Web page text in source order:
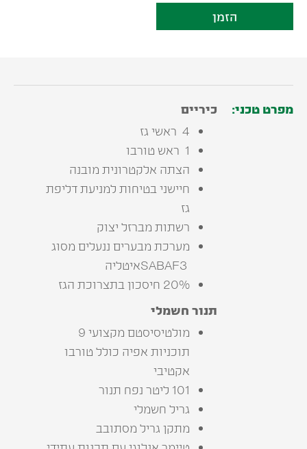
הזמן
מפרט טכני:
כיריים
4 ‭ ‬ראשי‭ ‬גז‭ ‬
1 ‭ ‬ראש‭ ‬טורבו
הצתה‭ ‬אלקטרונית‭ ‬מובנה
‬גז
רשתות‭ ‬מברזל‭ ‬יצוק
‬SABAF3‭ ‬איטליה
20% חיסכון בתצרוכת הגז
תנור‭ ‬חשמלי
מולטיסיסטם מקצועי 9
תוכניות אפיה כולל טורבו
אקטיבי‭
101 ליטר נפח תנור
גריל‭ ‬חשמלי
מתקן‭ ‬גריל‭ ‬מסתובב